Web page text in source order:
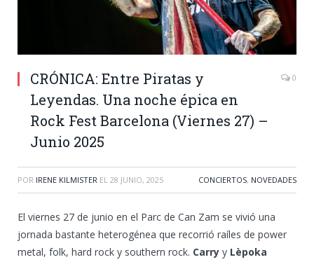
CRÓNICA: Entre Piratas y
Leyendas. Una noche épica en
Rock Fest Barcelona (Viernes 27) –
Junio 2025
0
POR IRENE KILMISTER EL 28 JUNIO, 2025 CONCIERTOS, NOVEDADES
El viernes 27 de junio en el Parc de Can Zam se vivió una
jornada bastante heterogénea que recorrió raíles de power
metal, folk, hard rock y southern rock. Carry y Lèpoka